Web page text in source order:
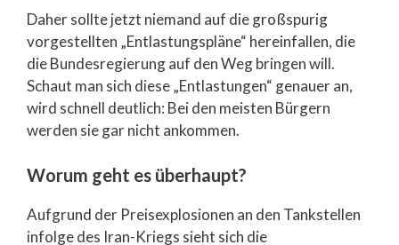
Daher sollte jetzt niemand auf die großspurig
vorgestellten „Entlastungspläne“ hereinfallen, die
die Bundesregierung auf den Weg bringen will.
Schaut man sich diese „Entlastungen“ genauer an,
wird schnell deutlich: Bei den meisten Bürgern
werden sie gar nicht ankommen.
Worum geht es überhaupt?
Aufgrund der Preisexplosionen an den Tankstellen
infolge des Iran-Kriegs sieht sich die